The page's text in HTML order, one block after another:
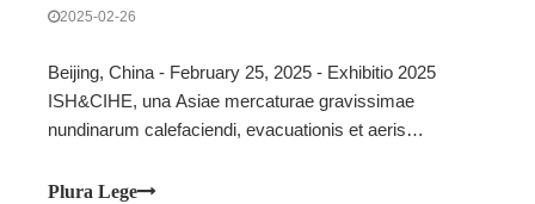
Praemio Ornata et Introductione Producti
2025-02-26
Beijing, China - February 25, 2025 - Exhibitio 2025
ISH&CIHE, una Asiae mercaturae gravissimae
nundinarum calefaciendi, evacuationis et aeris
22 mensis Februarii post tres dies spectaculi incisuras
Plura Lege